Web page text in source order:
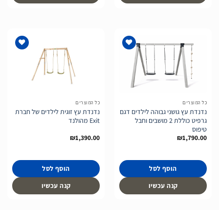
לרשימת
המשאלות
כל המוצרים
נדנדת עץ גושני גבוהה לילדים דגם
גרפיט כוללת 2 מושבים וחבל
טיפוס
₪1,790.00
הוסף לסל
קנה עכשיו
כל המוצרים
נדנדת עץ זוגית לילדים של חברת
Exit מהולנד
₪1,390.00
הוסף לסל
קנה עכשיו